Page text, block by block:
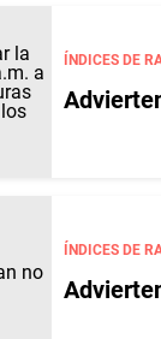
ÍNDICES DE
ÍNDICES DE